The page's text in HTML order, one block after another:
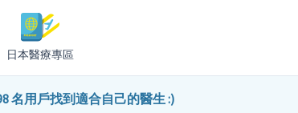
日本醫療專區
名用戶找到適合自己的醫生 :)